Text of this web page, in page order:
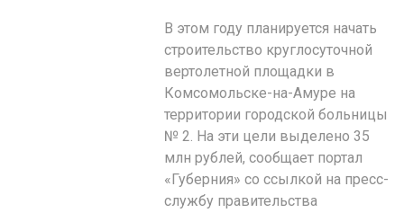
В этом году планируется начать
строительство круглосуточной
вертолетной площадки в
Комсомольске-на-Амуре на
территории городской больницы
№ 2. На эти цели выделено 35
млн рублей, сообщает портал
«Губерния» со ссылкой на пресс-
службу правительства